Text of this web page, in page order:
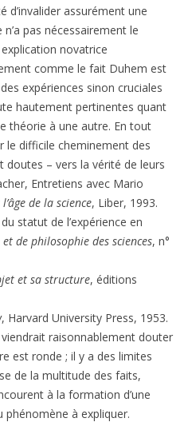
d’invalider assurément une
pas nécessairement le
novatrice
comme le fait Duhem est
expériences sinon cruciales
hautement pertinentes quant
théorie à une autre. En tout
le difficile cheminement des
doutes – vers la vérité de leurs
Entretiens avec Mario
de la science, Liber, 1993.
statut de l’expérience en
de philosophie des sciences, n°
et sa structure, éditions
, Harvard University Press, 1953.
raisonnablement douter
est ronde ; il y a des limites
de la multitude des faits,
à la formation d’une
à expliquer.